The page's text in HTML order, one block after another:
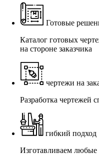
Готовые
Каталог готовых
на стороне заказчика
чертежи на
Разработка чертежей
гибкий подход
Изготавливаем